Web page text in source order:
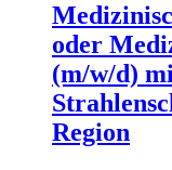
oder
(m/w/d)
Region